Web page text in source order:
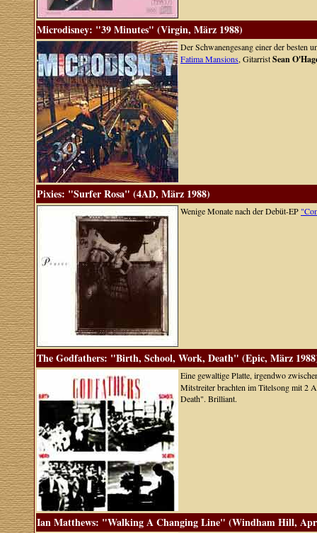
Microdisney: "39 Minutes" (Virgin, März 1988)
Der Schwanengesang einer der besten
Fatima Mansions, GitarristSean
Pixies: "Surfer Rosa" (4AD, März 1988)
Wenige Monate nach der Debüt-EP
The Godfathers: "Birth, School, Work, Death" (Epic, März
Eine gewaltige Platte, irgendwo
Mitstreiter brachten im Titelsong mit 2
Death". Brilliant.
Ian Matthews: "Walking A Changing Line" (Windham Hill,